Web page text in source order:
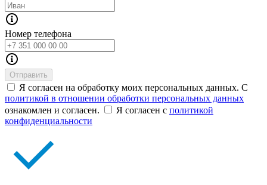
Номер телефона
Отправить
Я согласен на обработку моих персональных данных. С
политикой в отношении обработки персональных данных
ознакомлен и согласен.
Я согласен с политикой
конфиденциальности